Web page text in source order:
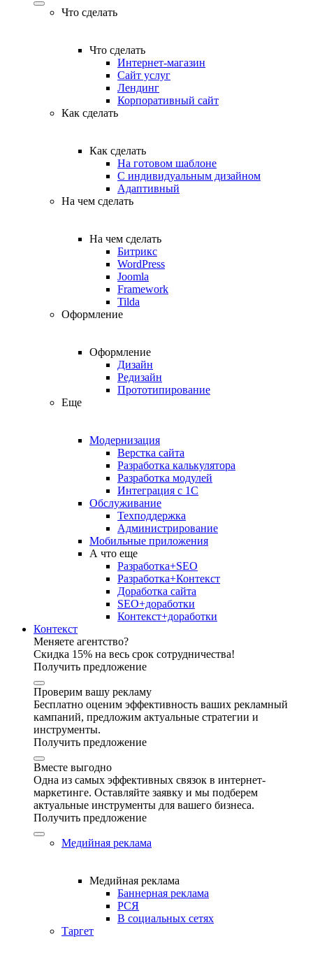
Что сделать
Что сделать
Интернет-магазин
Сайт услуг
Лендинг
Корпоративный сайт
Как сделать
Как сделать
На готовом шаблоне
С индивидуальным дизайном
Адаптивный
На чем сделать
На чем сделать
Битрикс
WordPress
Joomla
Framework
Tilda
Оформление
Оформление
Дизайн
Редизайн
Прототипирование
Еще
Модернизация
Верстка сайта
Разработка калькулятора
Разработка модулей
Интеграция с 1С
Обслуживание
Техподдержка
Администрирование
Мобильные приложения
А что еще
Разработка+SEO
Разработка+Контекст
Доработка сайта
SEO+доработки
Контекст+доработки
Контекст
Меняете агентство?
Скидка 15% на весь срок сотрудничества!
Получить предложение
Проверим вашу рекламу
Бесплатно оценим эффективность ваших рекламный
кампаний, предложим актуальные стратегии и
инструменты.
Получить предложение
Вместе выгодно
Одна из самых эффективных связок в интернет-
маркетинге. Оставляйте заявку и мы подберем
актуальные инструменты для вашего бизнеса.
Получить предложение
Медийная реклама
Медийная реклама
Баннерная реклама
РСЯ
В социальных сетях
Таргет